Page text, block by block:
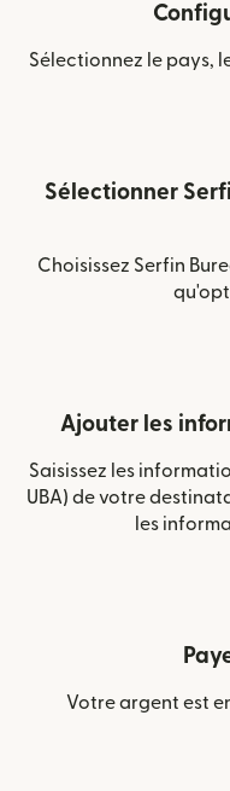
Sélectionnez le pays,
Sélectionner
Choisissez Serfin
Ajouter les
Saisissez les
UBA) de votre
les
Votre argent est